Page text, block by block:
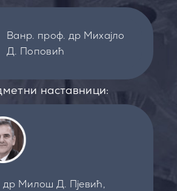
Ванр. проф. др Михајло
Д. Поповић
наставници:
Милош Д. Пјевић,